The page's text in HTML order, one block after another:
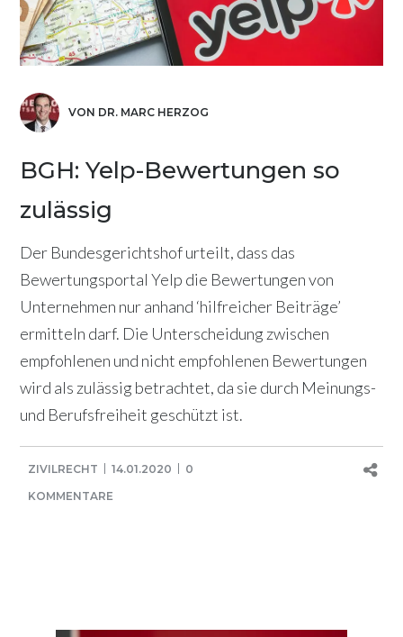
VON DR. MARC HERZOG
BGH: Yelp-Bewertungen so
zulässig
Der Bundesgerichtshof urteilt, dass das
Bewertungsportal Yelp die Bewertungen von
Unternehmen nur anhand ‘hilfreicher Beiträge’
ermitteln darf. Die Unterscheidung zwischen
empfohlenen und nicht empfohlenen Bewertungen
wird als zulässig betrachtet, da sie durch Meinungs-
und Berufsfreiheit geschützt ist.
ZIVILRECHT 14.01.2020
0
KOMMENTARE